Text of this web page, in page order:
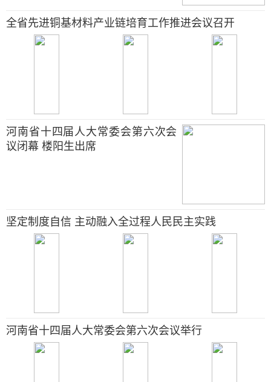
全省先进铜基材料产业链培育工作推进会议召开
河南省十四届人大常委会第六次会
议闭幕 楼阳生出席
坚定制度自信 主动融入全过程人民民主实践
河南省十四届人大常委会第六次会议举行